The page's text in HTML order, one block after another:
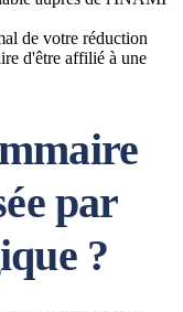
de votre réduction
d'être affilié à une
par
?